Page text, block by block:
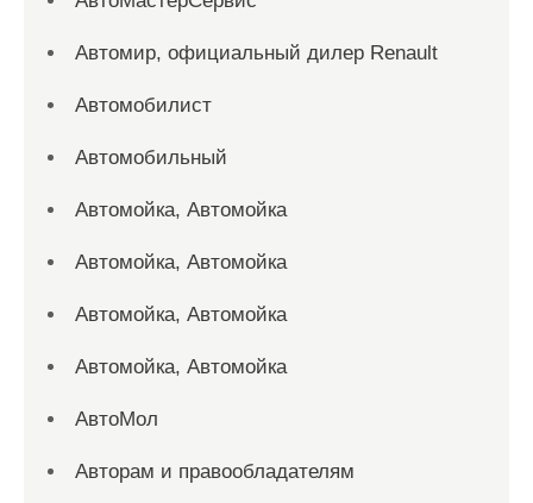
Автомир, официальный дилер Renault
Автомобилист
Автомобильный
Автомойка, Автомойка
Автомойка, Автомойка
Автомойка, Автомойка
Автомойка, Автомойка
АвтоМол
Авторам и правообладателям